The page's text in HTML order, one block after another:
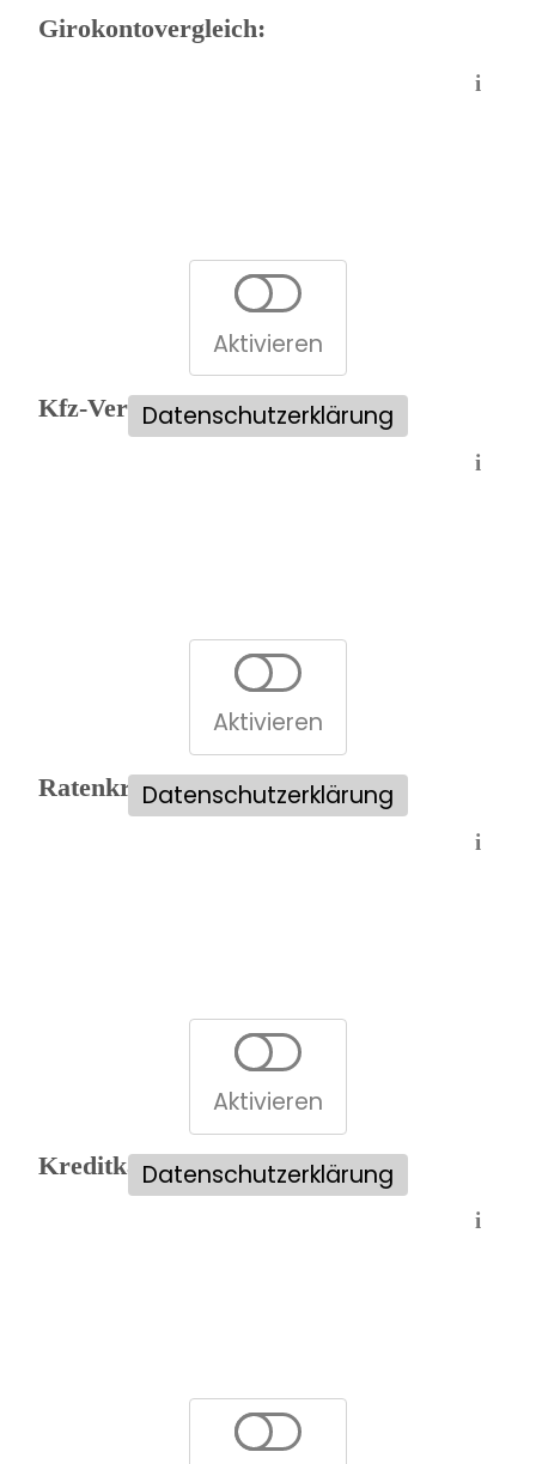
Girokontovergleich:
i
Aktivieren
Datenschutzerklärung
Kfz-Versicherungsvergleich:
i
Aktivieren
Datenschutzerklärung
Ratenkreditvergleich:
i
Aktivieren
Datenschutzerklärung
Kreditkartenvergleich:
i